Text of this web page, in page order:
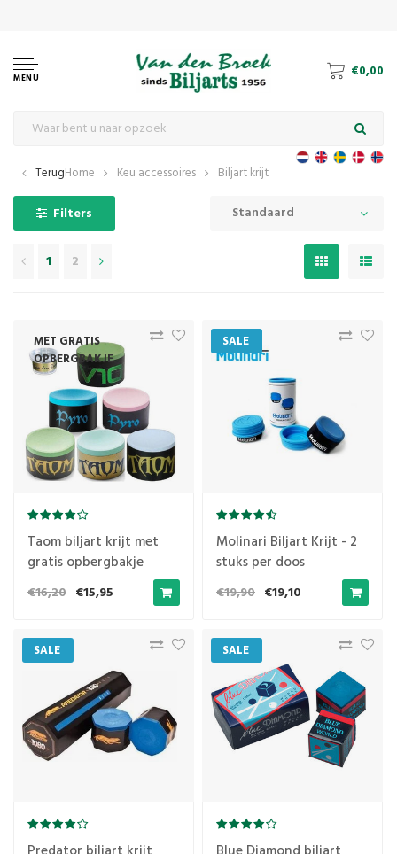
MENU €0,00
TerugHome Keu accessoires Biljart krijt
Filters Standaard
1 2
MET GRATIS
OPBERGBAKJE.
Taom biljart krijt met
gratis opbergbakje
€16,20 €15,95
SALE
Molinari Biljart Krijt - 2
stuks per doos
€19,90 €19,10
SALE SALE